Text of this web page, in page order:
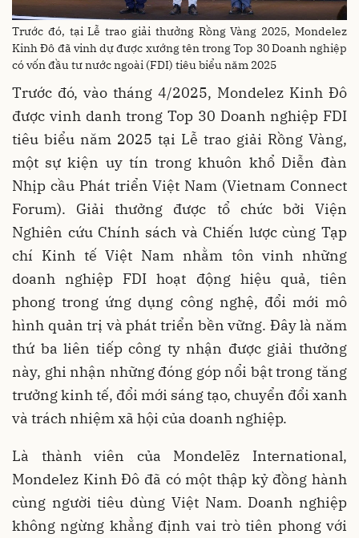
Trước đó, tại Lễ trao giải thưởng Rồng Vàng 2025, Mondelez
Kinh Đô đã vinh dự được xướng tên trong Top 30 Doanh nghiệp
có vốn đầu tư nước ngoài (FDI) tiêu biểu năm 2025
Trước đó, vào tháng 4/2025, Mondelez Kinh Đô
được vinh danh trong Top 30 Doanh nghiệp FDI
tiêu biểu năm 2025 tại Lễ trao giải Rồng Vàng,
một sự kiện uy tín trong khuôn khổ Diễn đàn
Nhịp cầu Phát triển Việt Nam (Vietnam Connect
Forum). Giải thưởng được tổ chức bởi Viện
Nghiên cứu Chính sách và Chiến lược cùng Tạp
chí Kinh tế Việt Nam nhằm tôn vinh những
doanh nghiệp FDI hoạt động hiệu quả, tiên
phong trong ứng dụng công nghệ, đổi mới mô
hình quản trị và phát triển bền vững. Đây là năm
thứ ba liên tiếp công ty nhận được giải thưởng
này, ghi nhận những đóng góp nổi bật trong tăng
trưởng kinh tế, đổi mới sáng tạo, chuyển đổi xanh
và trách nhiệm xã hội của doanh nghiệp.
Là thành viên của Mondelēz International,
Mondelez Kinh Đô đã có một thập kỷ đồng hành
cùng người tiêu dùng Việt Nam. Doanh nghiệp
không ngừng khẳng định vai trò tiên phong với